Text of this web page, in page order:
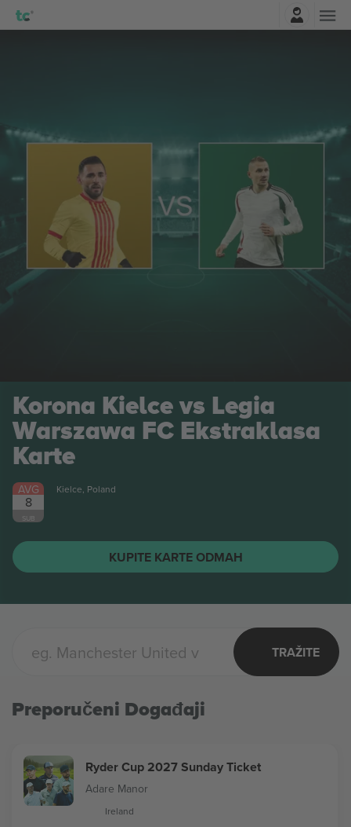
Korona Kielce vs Legia
Warszawa FC Ekstraklasa
Karte
AVG
8
SUB
Kielce, Poland
KUPITE KARTE ODMAH
TRAŽITE
Preporučeni Događaji
Ryder Cup 2027 Sunday Ticket
Adare Manor
Ireland